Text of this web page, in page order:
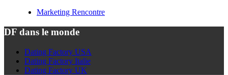
Marketing Rencontre
DF dans le monde
Dating Factory USA
Dating Factory Italie
Dating Factory UK